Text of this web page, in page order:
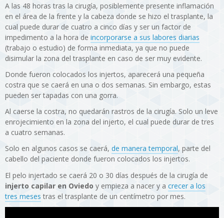
A las 48 horas tras la cirugía, posiblemente presente inflamación
en el área de la frente y la cabeza donde se hizo el trasplante, la
cual puede durar de cuatro a cinco días y ser un factor de
impedimento a la hora de incorporarse a sus labores diarias
(trabajo o estudio) de forma inmediata, ya que no puede
disimular la zona del trasplante en caso de ser muy evidente.
Donde fueron colocados los injertos, aparecerá una pequeña
costra que se caerá en una o dos semanas. Sin embargo, estas
pueden ser tapadas con una gorra.
Al caerse la costra, no quedarán rastros de la cirugía. Solo un leve
enrojecimiento en la zona del injerto, el cual puede durar de tres
a cuatro semanas.
Solo en algunos casos se caerá, de manera temporal, parte del
cabello del paciente donde fueron colocados los injertos.
El pelo injertado se caerá 20 o 30 días después de la cirugía de
injerto capilar en Oviedo y empieza a nacer y a crecer a los
tres meses tras el trasplante de un centímetro por mes.